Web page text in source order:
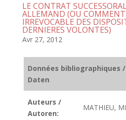
LE CONTRAT
ALLEMAND (OU COMMENT
IRREVOCABLE DES
DERNIERES VOLONTES)
Avr 27, 2012
Données bibliographiques
Daten
Auteurs /
Autoren:
MATHIEU,